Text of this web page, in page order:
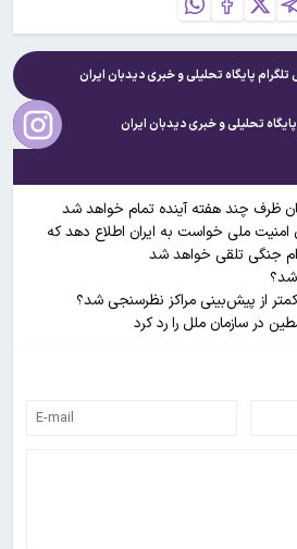
تلگرام پایگاه تحلیلی و خبریدیدبان ایران
تحلیلی و خبریدیدبان ایران
ظرف چند هفته آینده تمام خواهد شد
امنیت ملی خواست به ایران اطلاع دهد که
جنگی تلقی خواهد شد
از پیش‌بینی مراکز نظرسنجی شد؟
در سازمان ملل را رد کرد